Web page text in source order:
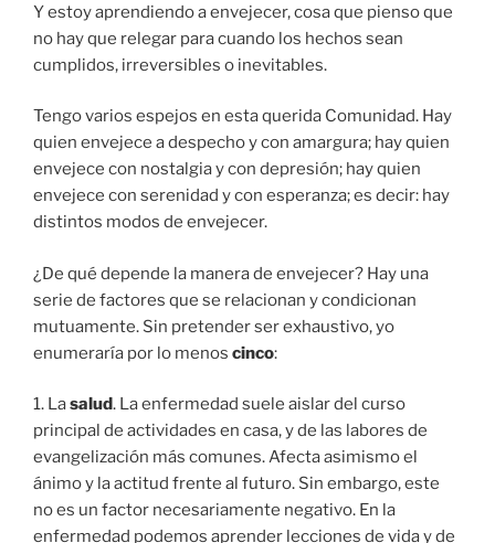
Y estoy aprendiendo a envejecer, cosa que pienso que
no hay que relegar para cuando los hechos sean
cumplidos, irreversibles o inevitables.
Tengo varios espejos en esta querida Comunidad. Hay
quien envejece a despecho y con amargura; hay quien
envejece con nostalgia y con depresión; hay quien
envejece con serenidad y con esperanza; es decir: hay
distintos modos de envejecer.
¿De qué depende la manera de envejecer? Hay una
serie de factores que se relacionan y condicionan
mutuamente. Sin pretender ser exhaustivo, yo
enumeraría por lo menos cinco:
1. Lasalud. La enfermedad suele aislar del curso
principal de actividades en casa, y de las labores de
evangelización más comunes. Afecta asimismo el
ánimo y la actitud frente al futuro. Sin embargo, este
no es un factor necesariamente negativo. En la
enfermedad podemos aprender lecciones de vida y de